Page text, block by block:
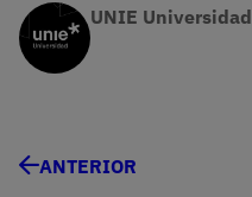
UNIE Universidad
ANTERIOR